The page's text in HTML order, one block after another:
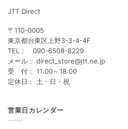
JTT Direct
〒110-0005
東京都台東区上野3-3-4-4F
TEL： 090-6508-8229
メール： direct_store@jtt.ne.jp
受 付： 11:00～18:00
定休日： 土・日・祝
営業日カレンダー